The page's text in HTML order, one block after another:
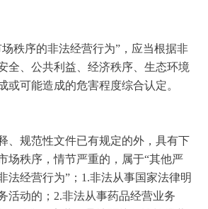
秩序的非法经营行为”，应当根据非
全、公共利益、经济秩序、生态环境
或可能造成的危害程度综合认定。
、规范性文件已有规定的外，具有下
场秩序，情节严重的，属于“其他严
法经营行为”； 1.非法从事国家法律明
活动的； 2.非法从事药品经营业务